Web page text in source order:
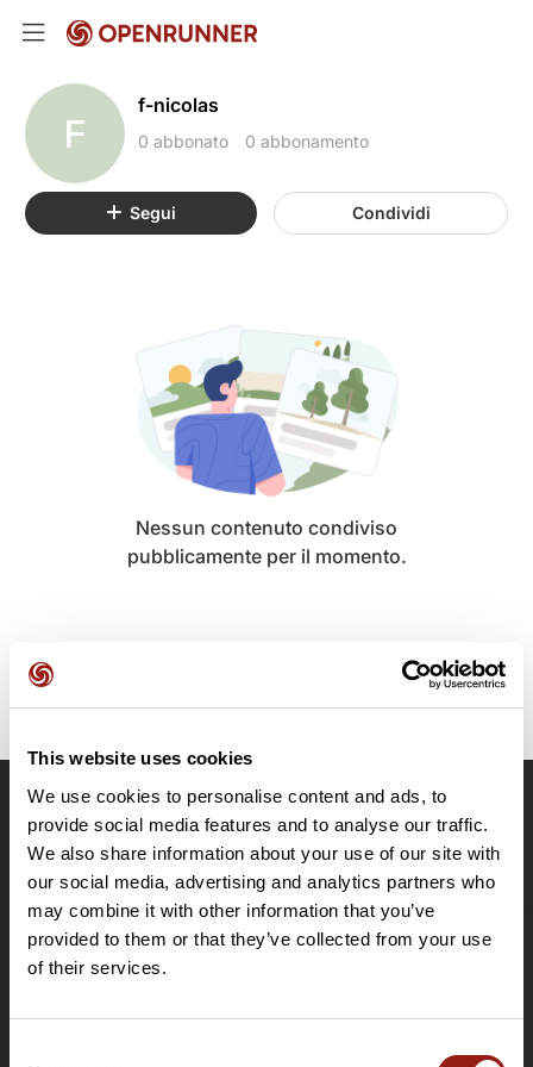
This website uses cookies
We use cookies to personalise content and ads, to
provide social media features and to analyse our traffic.
We also share information about your use of our site with
our social media, advertising and analytics partners who
may combine it with other information that you’ve
provided to them or that they’ve collected from your use
of their services.
F
f-nicolas
0 abbonato 0 abbonamento
Segui Condividi
Nessun contenuto condiviso
pubblicamente per il momento.
OpenRunner
Team
Lavora con noi
Riguardo a
Contatti